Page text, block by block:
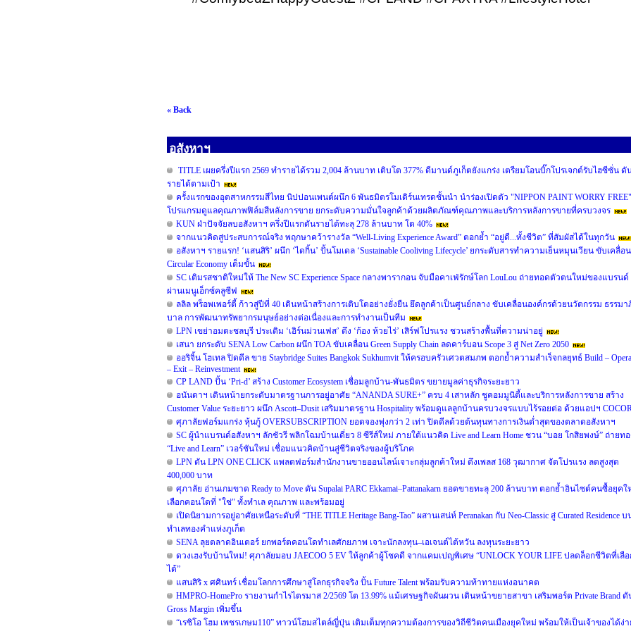
« Back
อสังหาฯ
TITLE เผยครึ่งปีแรก 2569 ทำรายได้รวม 2,004 ล้านบาท เติบโต 377% ดีมานด์ภูเก็ตยังแกร่ง เตรียมโอนบิ๊กโปรเจกต์รับไฮซีซั่น ดั
รายได้ตามเป้า
ครั้งแรกของอุตสาหกรรมสีไทย นิปปอนเพนต์ผนึก 6 พันธมิตรโมเดิร์นเทรดชั้นนำ นำร่องเปิดตัว "NIPPON PAINT WORRY FREE"
โปรแกรมดูแลคุณภาพฟิล์มสีหลังการขาย ยกระดับความมั่นใจลูกค้าด้วยผลิตภัณฑ์คุณภาพและบริการหลังการขายที่ครบวงจร
KUN ฝ่าปัจจัยลบอสังหาฯ ครึ่งปีแรกดันรายได้ทะลุ 278 ล้านบาท โต 40%
จากแนวคิดสู่ประสบการณ์จริง พฤกษาคว้ารางวัล “Well-Living Experience Award” ตอกย้ำ “อยู่ดี...ทั้งชีวิต” ที่สัมผัสได้ในทุกวัน
อสังหาฯ รายแรก! ‘แสนสิริ’ ผนึก ‘ไดกิ้น’ ปั้นโมเดล ‘Sustainable Cooliving Lifecycle’ ยกระดับสารทำความเย็นหมุนเวียน ขับเคลื่อน
Circular Economy เต็มขั้น
SC เติมรสชาติใหม่ให้ The New SC Experience Space กลางพารากอน จับมือคาเฟ่รักษ์โลก LouLou ถ่ายทอดตัวตนใหม่ของแบรนด์
ผ่านเมนูเอ็กซ์คลูซีฟ
ลลิล พร็อพเพอร์ตี้ ก้าวสู่ปีที่ 40 เดินหน้าสร้างการเติบโตอย่างยั่งยืน ยึดลูกค้าเป็นศูนย์กลาง ขับเคลื่อนองค์กรด้วยนวัตกรรม ธรรมา
บาล การพัฒนาทรัพยากรมนุษย์อย่างต่อเนื่องและการทำงานเป็นทีม
LPN เขย่าอมตะชลบุรี ประเดิม ‘เอิร์นม่วนเฟส’ ดึง ‘ก้อง ห้วยไร่’ เสิร์ฟโปรแรง ชวนสร้างพื้นที่ความน่าอยู่
เสนา ยกระดับ SENA Low Carbon ผนึก TOA ขับเคลื่อน Green Supply Chain ลดคาร์บอน Scope 3 สู่ Net Zero 2050
ออริจิ้น โฮเทล ปิดดีล ขาย Staybridge Suites Bangkok Sukhumvit ให้ครอบครัวเศวตสมภพ ตอกย้ำความสำเร็จกลยุทธ์ Build –
– Exit – Reinvestment
CP LAND ปั้น ‘Pri-d’ สร้าง Customer Ecosystem เชื่อมลูกบ้าน-พันธมิตร ขยายมูลค่าธุรกิจระยะยาว
อนันดาฯ เดินหน้ายกระดับมาตรฐานการอยู่อาศัย “ANANDA SURE+” ครบ 4 เสาหลัก ชูคอมมูนิตี้และบริการหลังการขาย สร้าง
Customer Value ระยะยาว ผนึก Ascott–Dusit เสริมมาตรฐาน Hospitality พร้อมดูแลลูกบ้านครบวงจรแบบไร้รอยต่อ ด้วยแอปฯ
ศุภาลัยฟอร์มแกร่ง หุ้นกู้ OVERSUBSCRIPTION ยอดจองพุ่งกว่า 2 เท่า ปิดดีลด้วยต้นทุนทางการเงินต่ำสุดของตลาดอสังหาฯ
SC ผู้นำแบรนด์อสังหาฯ ลักชัวรี พลิกโฉมบ้านเดี่ยว 8 ซีรีส์ใหม่ ภายใต้แนวคิด Live and Learn Home ชวน “บอย โกสิยพงษ์” ถ่ายท
“Live and Learn” เวอร์ชันใหม่ เชื่อมแนวคิดบ้านสู่ชีวิตจริงของผู้บริโภค
LPN ดัน LPN ONE CLICK แพลตฟอร์มสำนักงานขายออนไลน์เจาะกลุ่มลูกค้าใหม่ ดึงเพลส 168 วุฒากาศ จัดโปรแรง ลดสูงสุด
400,000 บาท
ศุภาลัย อ่านเกมขาด Ready to Move ดัน Supalai PARC Ekkamai–Pattanakarn ยอดขายทะลุ 200 ล้านบาท ตอกย้ำอินไซต์คนซื้อยุคใ
เลือกคอนโดที่ "ใช่" ทั้งทำเล คุณภาพ และพร้อมอยู่
เปิดนิยามการอยู่อาศัยเหนือระดับที่ “THE TITLE Heritage Bang-Tao” ผสานเสน่ห์ Peranakan กับ Neo-Classic สู่ Curated Residence บ
ทำเลทองคำแห่งภูเก็ต
SENA ลุยตลาดอินเตอร์ ยกพอร์ตคอนโดทำเลศักยภาพ เจาะนักลงทุน–เอเจนต์ไต้หวัน ลงทุนระยะยาว
ดวงเฮงรับบ้านใหม่! ศุภาลัยมอบ JAECOO 5 EV ให้ลูกค้าผู้โชคดี จากแคมเปญพิเศษ “UNLOCK YOUR LIFE ปลดล็อกชีวิตที่เลื
ได้”
แสนสิริ x ศศินทร์ เชื่อมโลกการศึกษาสู่โลกธุรกิจจริง ปั้น Future Talent พร้อมรับความท้าทายแห่งอนาคต
HMPRO-HomePro รายงานกำไรไตรมาส 2/2569 โต 13.99% แม้เศรษฐกิจผันผวน เดินหน้าขยายสาขา เสริมพอร์ต Private Brand ดั
Gross Margin เพิ่มขึ้น
“เรซิโอ โฮม เพชรเกษม110” ทาวน์โฮมสไตล์ญี่ปุ่น เติมเต็มทุกความต้องการของวิถีชีวิตคนเมืองยุคใหม่ พร้อมให้เป็นเจ้าของได้ง่า